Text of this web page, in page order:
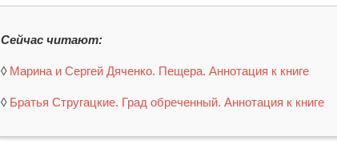
Сейчас читают:
◊ Марина и Сергей Дяченко. Пещера. Аннотация к книге
◊ Братья Стругацкие. Град обреченный. Аннотация к книге